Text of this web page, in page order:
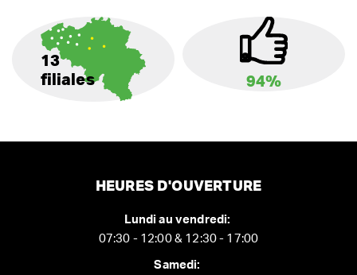
13
filiales
94%
HEURES D'OUVERTURE
Lundi au vendredi:
07:30 - 12:00 & 12:30 - 17:00
Samedi: